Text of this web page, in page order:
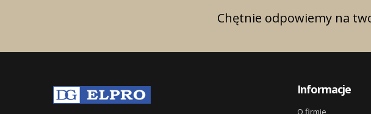
Chętnie odpowiemy na
Informacje
O firmie